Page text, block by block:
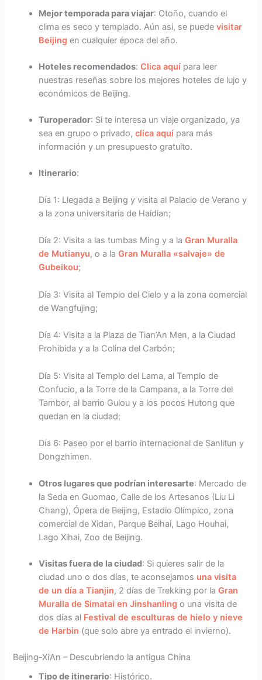
Mejor temporada para viajar: Otoño, cuando el
clima es seco y templado. Aún así, se puedevisitar
Beijing en cualquier época del año.
Hoteles recomendados:Clica aquí para leer
nuestras reseñas sobre los mejores hoteles de lujo y
económicos de Beijing.
Turoperador: Si te interesa un viaje organizado, ya
sea en grupo o privado,clica aquí para más
información y un presupuesto gratuito.
Itinerario:
Día 1: Llegada a Beijing y visita al Palacio de Verano y
a la zona universitaria de Haidian;
Día 2: Visita a las tumbas Ming y a laGran Muralla
de Mutianyu, o a laGran Muralla «salvaje» de
Gubeikou;
Día 3: Visita al Templo del Cielo y a la zona comercial
de Wangfujing;
Día 4: Visita a la Plaza de Tian’An Men, a la Ciudad
Prohibida y a la Colina del Carbón;
Día 5: Visita al Templo del Lama, al Templo de
Confucio, a la Torre de la Campana, a la Torre del
Tambor, al barrio Gulou y a los pocos Hutong que
quedan en la ciudad;
Día 6: Paseo por el barrio internacional de Sanlitun y
Dongzhimen.
Otros lugares que podrían interesarte: Mercado de
la Seda en Guomao, Calle de los Artesanos (Liu Li
Chang), Ópera de Beijing, Estadio Olímpico, zona
comercial de Xidan, Parque Beihai, Lago Houhai,
Lago Xihai, Zoo de Beijing.
Visitas fuera de la ciudad: Si quieres salir de la
ciudad uno o dos días, te aconsejamos una visita
de un día a Tianjin, 2 días de Trekking por laGran
Muralla de Simatai en Jinshanling o una visita de
dos días al Festival de esculturas de hielo y nieve
de Harbin (que solo abre ya entrado el invierno).
Beijing-Xi’An – Descubriendo la antigua China
Tipo de itinerario: Histórico.